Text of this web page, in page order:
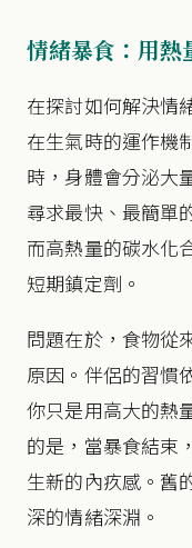
情緒暴食：用熱
在探討如何解決情
在生氣時的運作機
時，身體會分泌大
尋求最快、最簡單
而高熱量的碳水化
短期鎮定劑。
問題在於，食物從
原因。伴侶的習慣
你只是用高大的熱
的是，當暴食結束
生新的內疚感。舊
深的情緒深淵。